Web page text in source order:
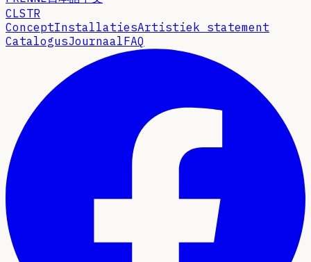
CLSTR
ConceptInstallatiesArtistiek statement
CatalogusJournaalFAQ